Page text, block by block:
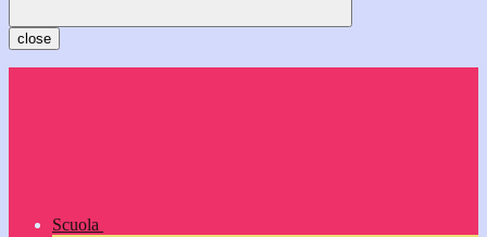
close
Scuola